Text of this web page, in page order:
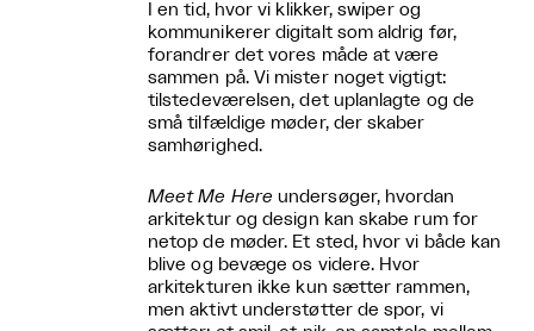
I en tid, hvor vi klikker, swiper og
kommunikerer digitalt som aldrig før,
forandrer det vores måde at være
sammen på. Vi mister noget vigtigt:
tilstedeværelsen, det uplanlagte og de
små tilfældige møder, der skaber
samhørighed.
Meet Me Here undersøger, hvordan
arkitektur og design kan skabe rum for
netop de møder. Et sted, hvor vi både kan
blive og bevæge os videre. Hvor
arkitekturen ikke kun sætter rammen,
men aktivt understøtter de spor, vi